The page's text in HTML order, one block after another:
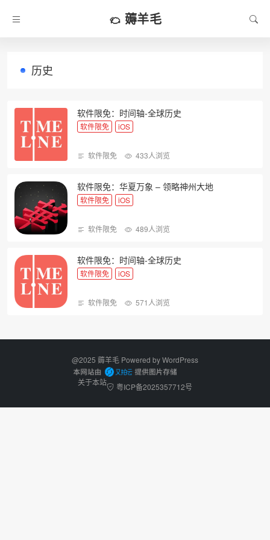
薅羊毛
历史
软件限免：时间轴-全球历史
软件限免 iOS
软件限免 433人浏览
软件限免：华夏万象 – 领略神州大地
软件限免 iOS
软件限免 489人浏览
软件限免：时间轴-全球历史
软件限免 iOS
软件限免 571人浏览
@2025 薅羊毛 Powered byWordPress
关于本站 粤ICP备2025357712号